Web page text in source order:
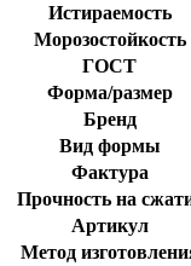
Истираемость
Морозостойкость
ГОСТ
Форма/размер
Бренд
Вид формы
Фактура
Прочность на
Артикул
Метод